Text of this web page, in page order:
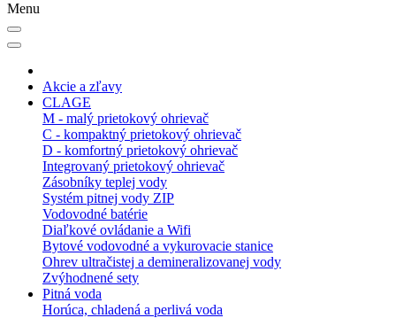
Menu
Akcie a zľavy
CLAGE
M - malý prietokový ohrievač
C - kompaktný prietokový ohrievač
D - komfortný prietokový ohrievač
Integrovaný prietokový ohrievač
Zásobníky teplej vody
Systém pitnej vody ZIP
Vodovodné batérie
Diaľkové ovládanie a Wifi
Bytové vodovodné a vykurovacie stanice
Ohrev ultračistej a demineralizovanej vody
Zvýhodnené sety
Pitná voda
Horúca, chladená a perlivá voda